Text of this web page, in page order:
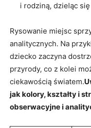
i ⁣rodziną,⁣ dzieląc​
Rysowanie miejsc
analitycznych. Na
dziecko zaczyna
przyrody, ⁤co z kolei
ciekawością światem.
jak kolory,‍ kształty i
obserwacyjne i